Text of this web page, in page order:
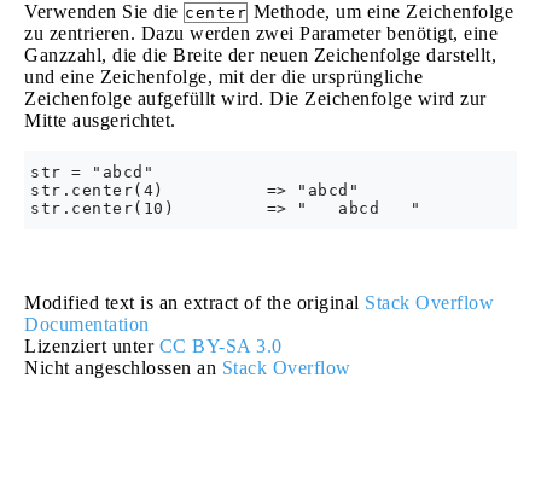
Verwenden Sie die center Methode, um eine Zeichenfolge
zu zentrieren. Dazu werden zwei Parameter benötigt, eine
Ganzzahl, die die Breite der neuen Zeichenfolge darstellt,
und eine Zeichenfolge, mit der die ursprüngliche
Zeichenfolge aufgefüllt wird. Die Zeichenfolge wird zur
Mitte ausgerichtet.
str = "abcd"
str.center(4)          => "abcd"
Modified text is an extract of the original Stack Overflow
Documentation
Lizenziert unter CC BY-SA 3.0
Nicht angeschlossen an Stack Overflow